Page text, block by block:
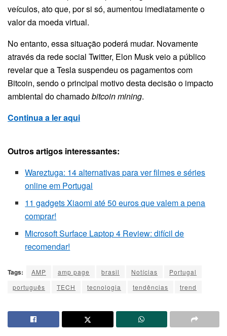
veículos, ato que, por si só, aumentou imediatamente o
valor da moeda virtual.
No entanto, essa situação poderá mudar. Novamente
através da rede social Twitter, Elon Musk veio a público
revelar que a Tesla suspendeu os pagamentos com
Bitcoin, sendo o principal motivo desta decisão o impacto
ambiental do chamadobitcoin mining.
Continua a ler aqui
Outros artigos interessantes:
Wareztuga: 14 alternativas para ver filmes e séries
online em Portugal
11 gadgets Xiaomi até 50 euros que valem a pena
comprar!
Microsoft Surface Laptop 4 Review: difícil de
recomendar!
Tags: AMP amp page brasil Notícias
Portugal
português
TECH tecnologia tendências trend